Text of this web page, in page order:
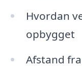
Hvordan
opbygget
Afstand